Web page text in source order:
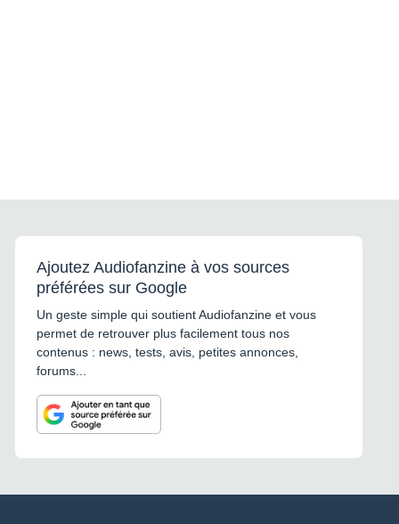
Ajoutez Audiofanzine à vos sources
préférées sur Google
Un geste simple qui soutient Audiofanzine et vous
permet de retrouver plus facilement tous nos
contenus : news, tests, avis, petites annonces,
forums...